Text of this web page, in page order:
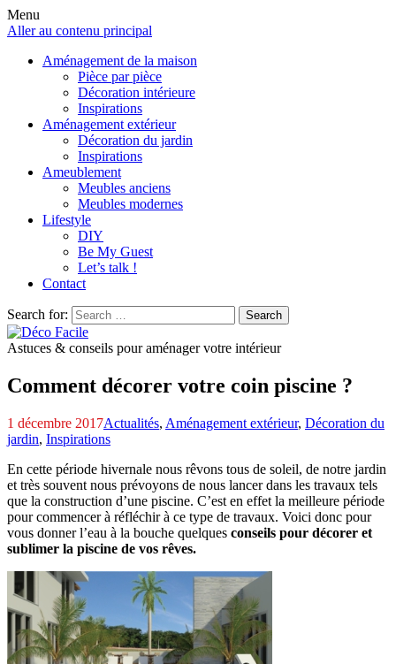
Menu
Aller au contenu principal
Aménagement de la maison
Pièce par pièce
Décoration intérieure
Inspirations
Aménagement extérieur
Décoration du jardin
Inspirations
Ameublement
Meubles anciens
Meubles modernes
Lifestyle
DIY
Be My Guest
Let’s talk !
Contact
Search for: Search
Astuces & conseils pour aménager votre intérieur
Comment décorer votre coin piscine ?
1 décembre 2017Actualités, Aménagement extérieur, Décoration du
jardin, Inspirations
En cette période hivernale nous rêvons tous de soleil, de notre jardin
et très souvent nous prévoyons de nous lancer dans les travaux tels
que la construction d’une piscine. C’est en effet la meilleure période
pour commencer à réfléchir à ce type de travaux. Voici donc pour
vous donner l’eau à la bouche quelques conseils pour décorer et
sublimer la piscine de vos rêves.